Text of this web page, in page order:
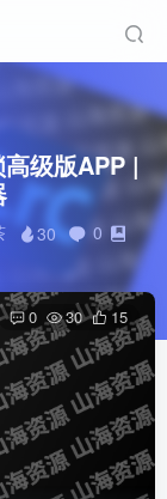
级版APP |
30
0
0 30 15